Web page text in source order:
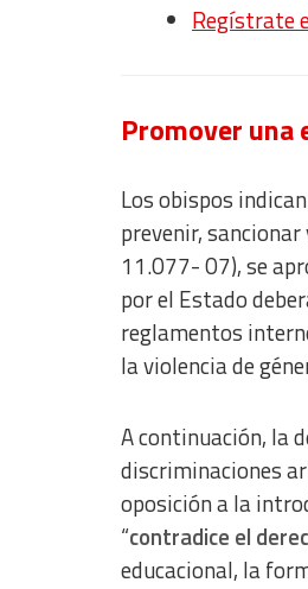
Regístrate
Promover una
Los obispos
prevenir,
11.077- 07), se
por el Estado
reglamentos
la violencia de
A continuación, la
discriminaciones
oposición a la
“contradice el
educacional, la